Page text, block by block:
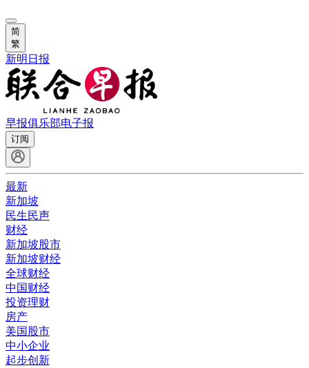
简
繁
新明日报
早报俱乐部电子报
订阅
最新
新加坡
民生民声
财经
新加坡股市
新加坡财经
全球财经
中国财经
投资理财
房产
美国股市
中小企业
起步创新